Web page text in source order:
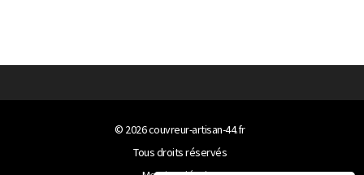
© 2026couvreur-artisan-44.fr
Tous droits réservés